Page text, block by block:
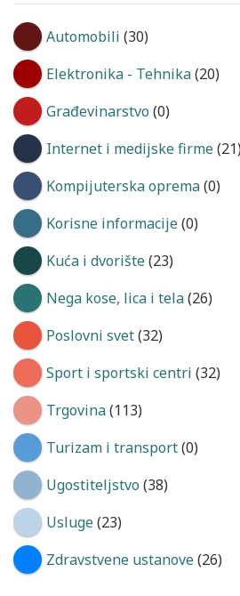
Automobili (30)
Elektronika - Tehnika(20)
Građevinarstvo (0)
Internet i medijske firme(21)
Kompijuterska oprema(0)
Korisne informacije(0)
Kuća i dvorište(23)
Nega kose, lica i tela(26)
Poslovni svet(32)
Sport i sportski centri (32)
Trgovina(113)
Turizam i transport(0)
Ugostiteljstvo (38)
Usluge(23)
Zdravstvene ustanove(26)